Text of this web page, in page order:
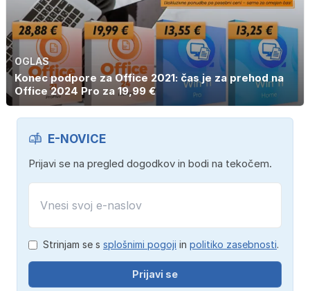
OGLAS
Konec podpore za Office 2021: čas je za prehod na
Office 2024 Pro za 19,99 €
E-NOVICE
Prijavi se na pregled dogodkov in bodi na tekočem.
Strinjam se s splošnimi pogoji in politiko zasebnosti.
Prijavi se